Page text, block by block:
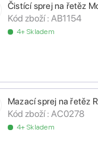
Čistící sprej na řetěz
Kód zboží : AB1154
4+ Skladem
Mazací sprej na řetěz
Kód zboží : AC0278
4+ Skladem